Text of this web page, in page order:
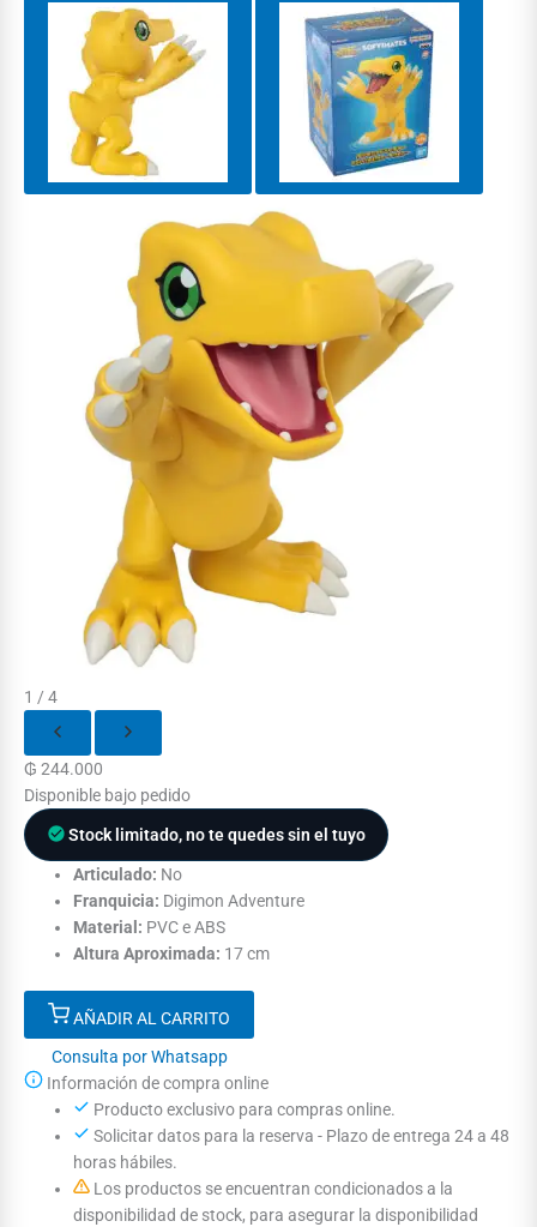
1 / 4
₲ 244.000
Disponible bajo pedido
Stock limitado, no te quedes sin el tuyo
Articulado: No
Franquicia: Digimon Adventure
Material: PVC e ABS
Altura Aproximada: 17 cm
AÑADIR AL CARRITO
Consulta por Whatsapp
Información de compra online
Producto exclusivo para compras online.
Solicitar datos para la reserva - Plazo de entrega 24 a 48
horas hábiles.
Los productos se encuentran condicionados a la
disponibilidad de stock, para asegurar la disponibilidad